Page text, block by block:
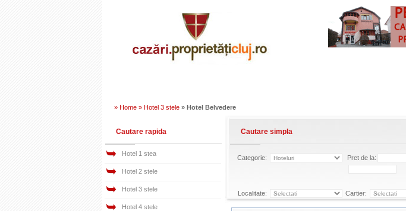
» Home » Hotel 3 stele » Hotel Belvedere
Cautare rapida
Hotel 1 stea
Hotel 2 stele
Hotel 3 stele
Hotel 4 stele
Cautare simpla
Categorie: Pret de la:
Localitate: Cartier: